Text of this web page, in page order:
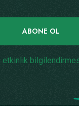
ABONE OL
etkinlik